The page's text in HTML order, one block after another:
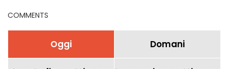
COMMENTS
Oggi Domani